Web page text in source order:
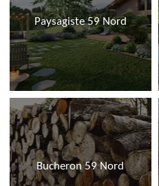
Paysagiste 59 Nord
Bucheron 59 Nord